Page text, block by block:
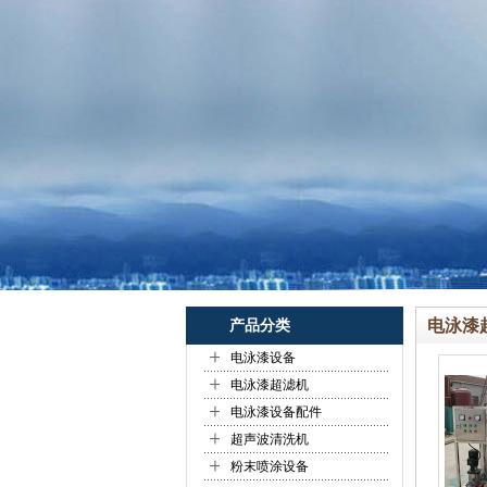
产品分类
+ 电泳漆设备
+ 电泳漆超滤机
+ 电泳漆设备配件
+ 超声波清洗机
+ 粉末喷涂设备
电泳漆